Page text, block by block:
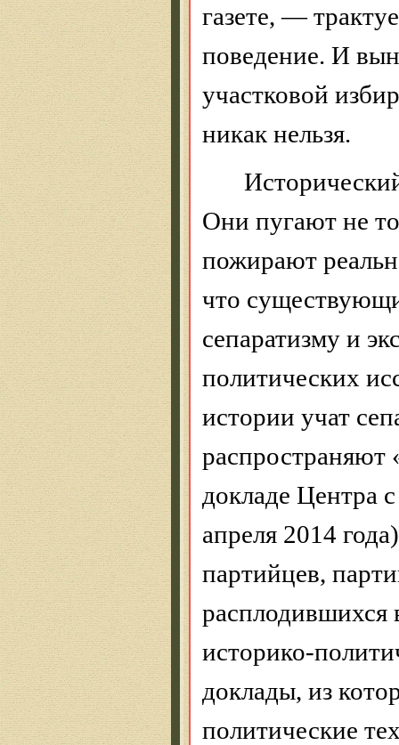
газете, —
поведение. И
участковой
никак нельзя.
Они пугают не
пожирают
что
сепаратизму и
политических
истории учат
распространяют
докладе Центра
апреля 2014
партийцев,
историко-
доклады, из
политические